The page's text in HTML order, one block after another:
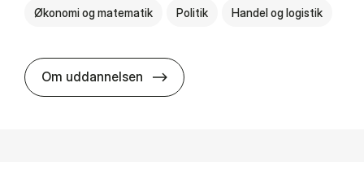
Økonomi og matematik Politik Handel og logistik
Om uddannelsen BSc in In­ter­na­tion­al Busi­ness